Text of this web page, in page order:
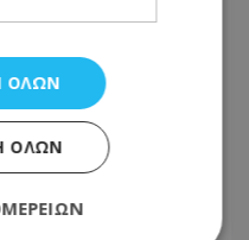
ΌΛΩΝ
ΌΛΩΝ